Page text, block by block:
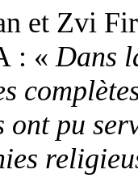
et Zvi
: « Dans
ont pu